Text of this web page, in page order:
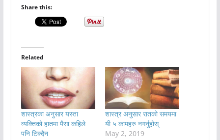
Share this:
Related
शास्त्रका अनुसार यस्ता
व्यक्तिको हातमा पैसा कहिले
पनि टिक्दैन
शास्त्र अनुसार रातको समयमा
यी ५ कामहरु नगर्नुहोस्
May 2, 2019